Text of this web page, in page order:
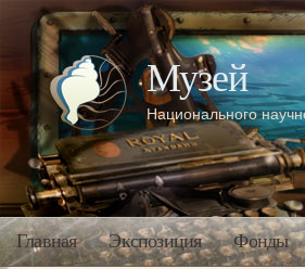
Музей
Национального
Главная Экспозиция Фонды